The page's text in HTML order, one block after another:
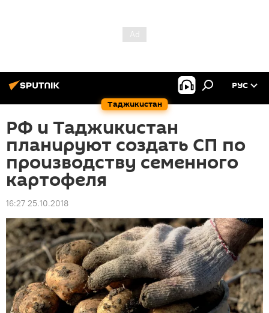
Таджикистан
РУС
РФ и Таджикистан
планируют создать СП по
производству семенного
картофеля
16:27 25.10.2018